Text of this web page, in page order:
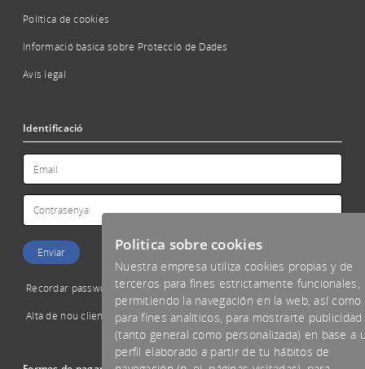
Política de cookies
Informació bàsica sobre Protecció de Dades
Avís legal
Identificació
Recordar password
Alta de nou client
Politica sobre cookies
Nuestra empresa utiliza cookies propias y de
terceros para fines estrictamente funcionales,
permitiendo la navegación en la web, así como
para fines analíticos, para mostrarte publicidad
(tanto general como personalizada) en base a
perfil elaborado a partir de tu hábitos de